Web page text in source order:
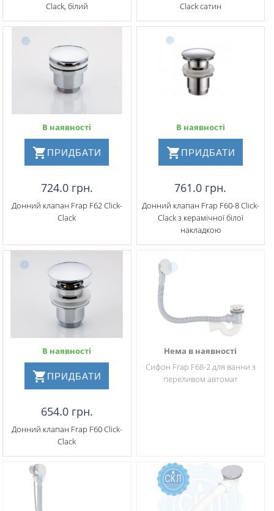
Clack, білий
Clack сатин
В наявності
ПРИДБАТИ
724.0 грн.
Донний клапан Frap F62 Click-
Clack
В наявності
ПРИДБАТИ
761.0 грн.
Донний клапан Frap F60-8 Click-
Clack з керамічної білої
накладкою
В наявності
ПРИДБАТИ
654.0 грн.
Донний клапан Frap F60 Click-
Clack
Нема в наявності
Сифон Frap F68-2 для ванни з
переливом автомат